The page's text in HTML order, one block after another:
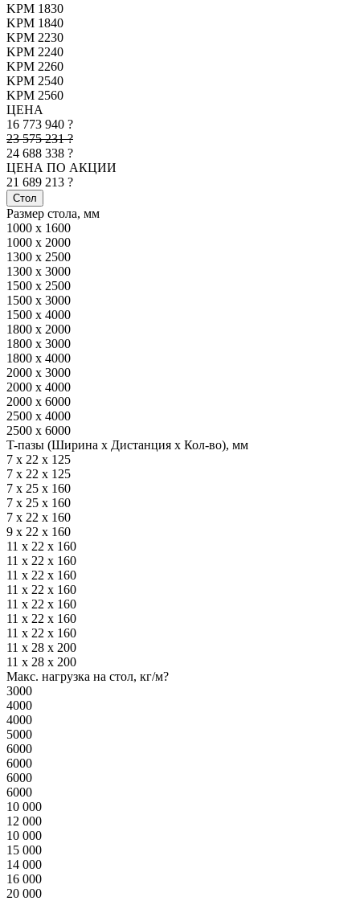
KPM 1830
KPM 1840
KPM 2230
KPM 2240
KPM 2260
KPM 2540
KPM 2560
ЦЕНА
16 773 940 ?
23 575 231 ?
24 688 338 ?
ЦЕНА ПО АКЦИИ
21 689 213 ?
Стол
Размер стола, мм
1000 x 1600
1000 x 2000
1300 x 2500
1300 x 3000
1500 x 2500
1500 x 3000
1500 x 4000
1800 x 2000
1800 x 3000
1800 x 4000
2000 x 3000
2000 x 4000
2000 x 6000
2500 x 4000
2500 x 6000
T-пазы (Ширина x Дистанция x Кол-во), мм
7 х 22 х 125
7 х 22 х 125
7 х 25 х 160
7 х 25 х 160
7 х 22 х 160
9 x 22 x 160
11 x 22 x 160
11 x 22 x 160
11 x 22 x 160
11 x 22 x 160
11 x 22 x 160
11 x 22 x 160
11 x 22 x 160
11 x 28 x 200
11 x 28 x 200
Макс. нагрузка на стол, кг/м?
3000
4000
4000
5000
6000
6000
6000
6000
10 000
12 000
10 000
15 000
14 000
16 000
20 000